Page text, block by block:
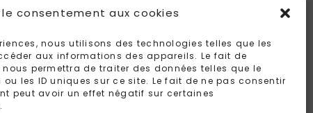
le consentement aux cookies
nous utilisons des technologies telles que les
aux informations des appareils. Le fait de
permettra de traiter des données telles que le
les ID uniques sur ce site. Le fait de ne pas consentir
peut avoir un effet négatif sur certaines
RECEVEZ LA NEWSLETTER DE L'ATELIER